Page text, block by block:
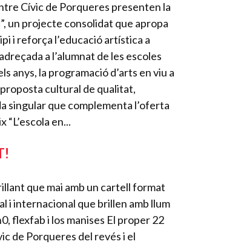
Cívic de Porqueres presenten la
un projecte consolidat que apropa
i reforça l’educació artística a
a l’alumnat de les escoles
anys, la programació d’arts en viu a
cultural de qualitat,
singular que complementa l’oferta
en...
que mai amb un cartell format
i internacional que brillen amb llum
flexfab i los manises El proper 22
de Porqueres del revés i el